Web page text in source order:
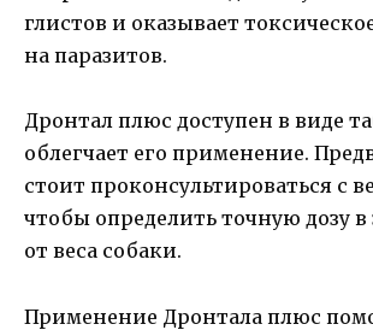
глистов и оказывает
на паразитов.
Дронтал плюс доступен в виде
облегчает его применение.
стоит проконсультироваться с
чтобы определить точную дозу
от веса собаки.
Применение Дронтала плюс